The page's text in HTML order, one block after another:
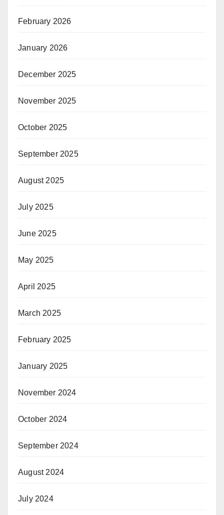
February 2026
January 2026
December 2025
November 2025
October 2025
September 2025
August 2025
July 2025
June 2025
May 2025
April 2025
March 2025
February 2025
January 2025
November 2024
October 2024
September 2024
August 2024
July 2024